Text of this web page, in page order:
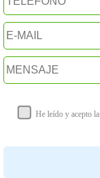
He leído y acepto la